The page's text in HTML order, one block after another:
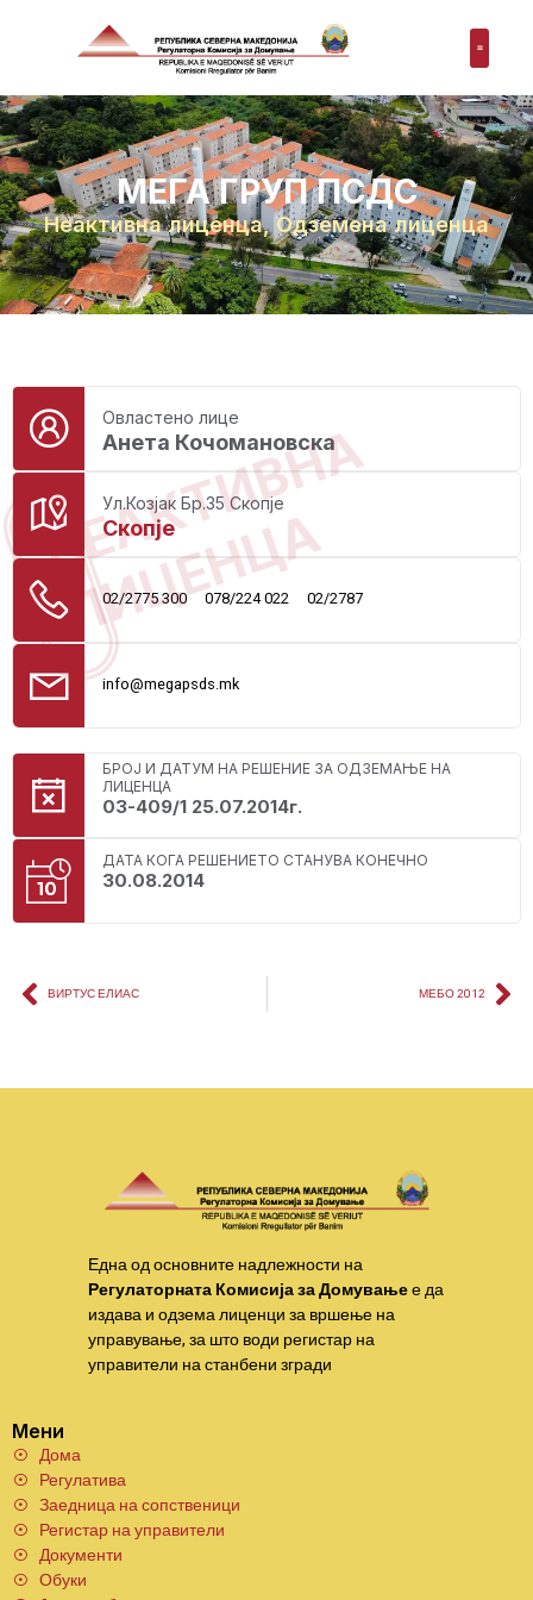
МЕГА ГРУП ПСДС
Неактивна лиценца, Одземена лиценца
Овластено лице
Анета Кочомановска
Ул.Козјак Бр.35 Скопје
Скопје
02/2775 300 078/224 022 02/2787
info@megapsds.mk
БРОЈ И ДАТУМ НА РЕШЕНИЕ ЗА ОДЗЕМАЊЕ НА
ЛИЦЕНЦА
03-409/1 25.07.2014г.
ДАТА КОГА РЕШЕНИЕТО СТАНУВА КОНЕЧНО
30.08.2014
НЕАКТИВНА
ЛИЦЕНЦА
ВИРТУС ЕЛИАС МЕБО 2012
Една од основните надлежности на
Регулаторната Комисија за Домувањее да
издава и одзема лиценци за вршење на
управување, за што води регистар на
управители на станбени згради
Мени
Дома
Регулатива
Заедница на сопственици
Регистар на управители
Документи
Обуки